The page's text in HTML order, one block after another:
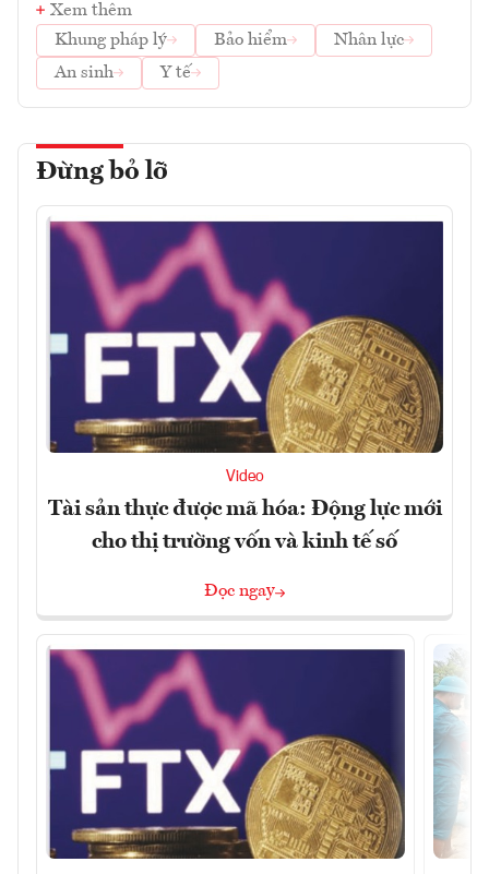
Xem thêm
Khung pháp lý
Bảo hiểm
Nhân lực
An sinh
Y tế
Đừng bỏ lỡ
Video
Tài sản thực được mã hóa: Động lực mới
cho thị trường vốn và kinh tế số
Đọc ngay